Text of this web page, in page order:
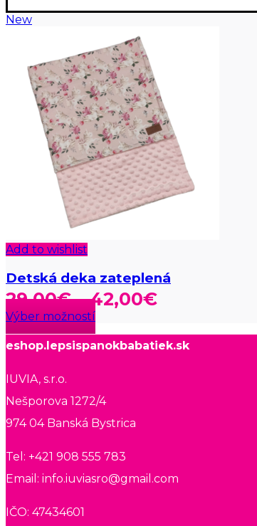
New
Add to wishlist
Detská deka zateplená
29,00€ – 42,00€Price
29,00€
Výber možnostíTento
má
si
môžete
vybrať
stránke
produktu.
eshop.lepsispanokbabatiek.sk
IUVIA, s.r.o.
Nešporova 1272/4
974 04 Banská Bystrica
Tel: +421 908 555 783
Email: info.iuviasro@gmail.com
IČO: 47434601